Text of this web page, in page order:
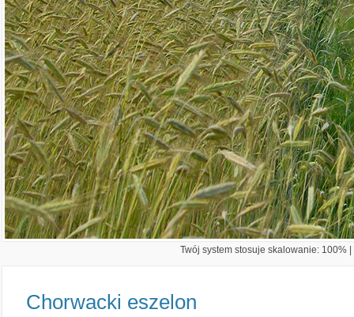
Twój system stosuje skalowanie: 100%
Chorwacki eszelon